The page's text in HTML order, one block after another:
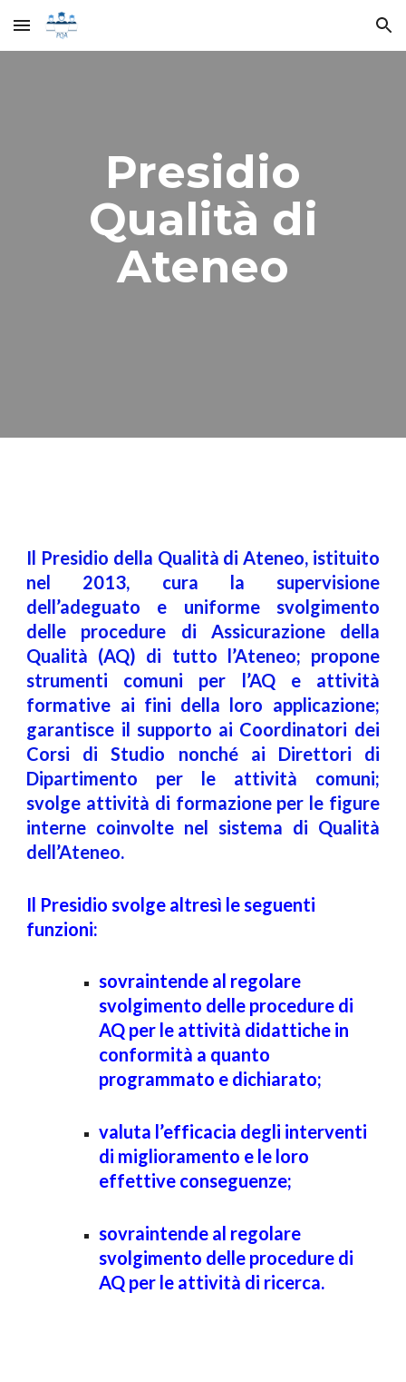
Skip to main content Skip to navigation
Presidio
Qualità di
Ateneo
Il Presidio della Qualità di Ateneo, istituito
nel 2013, cura la supervisione
dell’adeguato e uniforme svolgimento
delle procedure di Assicurazione della
Qualità (AQ) di tutto l’Ateneo; propone
strumenti comuni per l’AQ e attività
formative ai fini della loro applicazione;
garantisce il supporto ai Coordinatori dei
Corsi di Studio nonché ai Direttori di
Dipartimento per le attività comuni;
svolge attività di formazione per le figure
interne coinvolte nel sistema di Qualità
dell’Ateneo.
Il Presidio svolge altresì le seguenti
funzioni:
sovraintende al regolare
svolgimento delle procedure di
AQ per le attività didattiche in
conformità a quanto
programmato e dichiarato;
valuta l’efficacia degli interventi
di miglioramento e le loro
effettive conseguenze;
sovraintende al regolare
svolgimento delle procedure di
AQ per le attività di ricerca.